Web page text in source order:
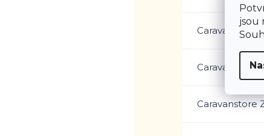
jsou
Caravanstore
Caravanstore
Caravanstore